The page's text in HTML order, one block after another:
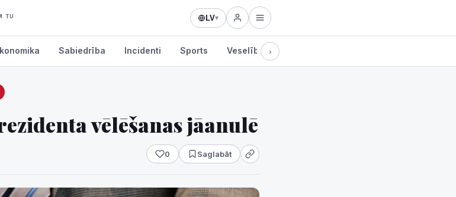
TU
LV▾
Sabiedrība Incidenti Sports Veselība ›
vēlēšanas jāanulē
0 Saglabāt